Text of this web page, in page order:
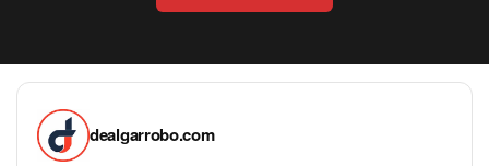
dealgarrobo.com